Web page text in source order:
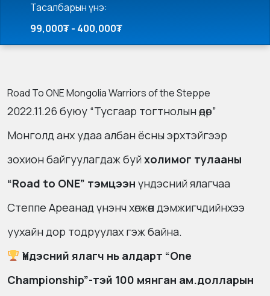
Тасалбарын үнэ:
99,000₮ - 400,000₮
Road To ONE Mongolia Warriors of the Steppe
2022.11.26 буюу “Тусгаар тогтнолын өдөр”
Монголд анх удаа албан ёсны эрхтэйгээр
зохион байгуулагдаж буйхолимог тулааны
“Road to ONE” тэмцээн үндэсний ялагчаа
Степпе Ареанад үнэнч хөгжөөн дэмжигчдийнхээ
уухайн дор тодруулах гэж байна.
Үндэсний ялагч нь алдарт “One
Championship”-тэй 100 мянган ам.долларын